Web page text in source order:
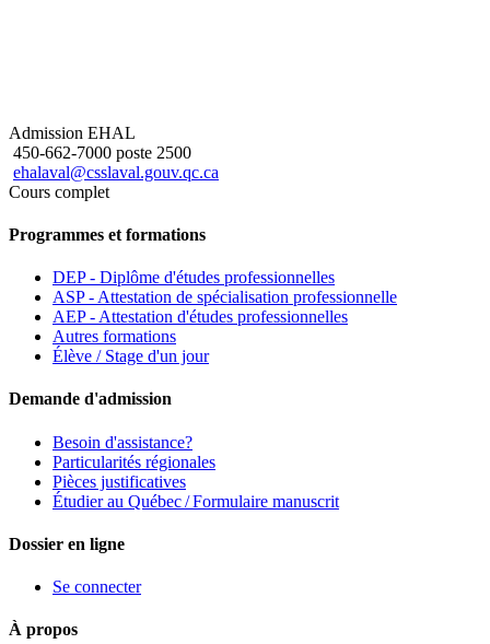
Admission EHAL
450-662-7000 poste 2500
ehalaval@csslaval.gouv.qc.ca
Cours complet
Programmes et formations
DEP - Diplôme d'études professionnelles
ASP - Attestation de spécialisation professionnelle
AEP - Attestation d'études professionnelles
Autres formations
Élève / Stage d'un jour
Demande d'admission
Besoin d'assistance?
Particularités régionales
Pièces justificatives
Étudier au Québec / Formulaire manuscrit
Dossier en ligne
Se connecter
À propos